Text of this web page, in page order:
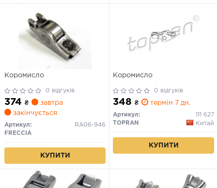
Коромисло
0 відгуків
374 ₴
завтра
закінчується
Артикул:
RA06-946
FRECCIA
КУПИТИ
Коромисло
0 відгуків
348 ₴ термін 7 дн.
Артикул:
111 627
TOPRAN
Китай
КУПИТИ